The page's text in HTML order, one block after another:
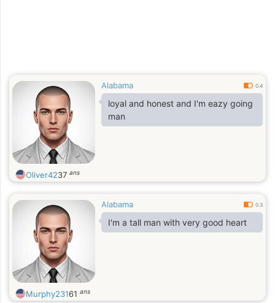
Alabama 0.4
loyal and honest and I'm eazy going
man
Oliver4237 ans
Alabama 0.3
I'm a tall man with very good heart
Murphy23161 ans